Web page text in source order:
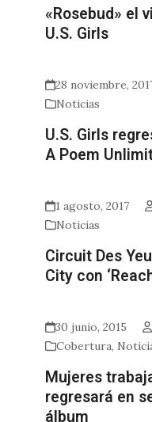
«Rosebud» el
U.S. Girls
28 noviembre,
Noticias
U.S. Girls
A Poem
1 agosto, 2017
Noticias
Circuit Des
City con
30 junio, 2015
Cobertura,
Mujeres
regresará en
álbum